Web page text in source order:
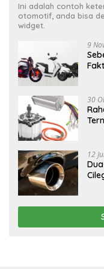
Ini adalah contoh
otomotif, anda bisa
widget.
9
30
12